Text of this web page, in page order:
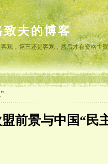
致夫的博客
观，第三还是客观，然后才有资格主
前景与中国“民